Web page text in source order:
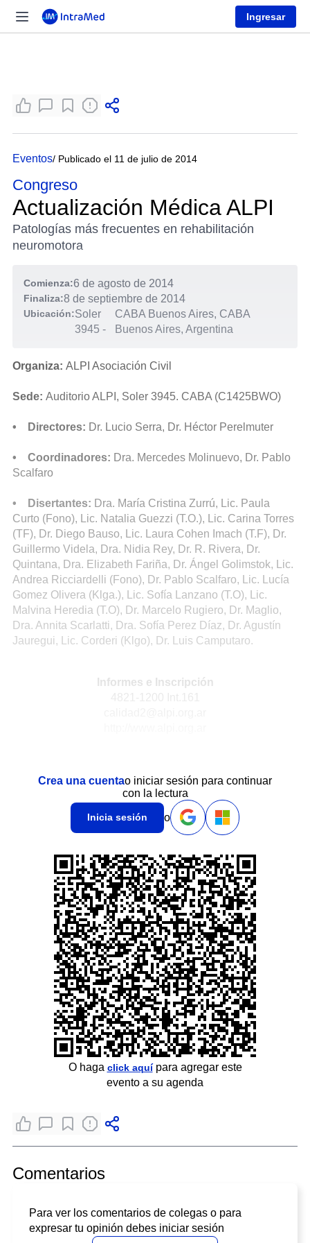
Ingresar
Eventos/ Publicado el 11 de julio de 2014
Congreso
Actualización Médica ALPI
Patologías más frecuentes en rehabilitación
neuromotora
Comienza:6 de agosto de 2014
Finaliza:8 de septiembre de 2014
Ubicación:Soler
3945 -
CABA Buenos Aires, CABA
Buenos Aires, Argentina
Organiza: ALPI Asociación Civil
Sede: Auditorio ALPI, Soler 3945. CABA (C1425BWO)
• Directores: Dr. Lucio Serra, Dr. Héctor Perelmuter
• Coordinadores: Dra. Mercedes Molinuevo, Dr. Pablo
Scalfaro
• Disertantes: Dra. María Cristina Zurrú, Lic. Paula
Curto (Fono), Lic. Natalia Guezzi (T.O.), Lic. Carina Torres
(TF), Dr. Diego Bauso, Lic. Laura Cohen Imach (T.F), Dr.
Guillermo Videla, Dra. Nidia Rey, Dr. R. Rivera, Dr.
Quintana, Dra. Elizabeth Fariña, Dr. Ángel Golimstok, Lic.
Andrea Ricciardelli (Fono), Dr. Pablo Scalfaro, Lic. Lucía
Gomez Olivera (Klga.), Lic. Sofía Lanzano (T.O), Lic.
Malvina Heredia (T.O), Dr. Marcelo Rugiero, Dr. Maglio,
Dra. Annita Scarlatti, Dra. Sofía Perez Díaz, Dr. Agustín
Jauregui, Lic. Corderi (Klgo), Dr. Luis Camputaro.
Informes e Inscripción
Crea una cuentao iniciar sesión para continuar
con la lectura
Inicia sesión o
O haga click aquípara agregar este
evento a su agenda
Comentarios
Para ver los comentarios de colegas o para
expresar tu opinión debes iniciar sesión